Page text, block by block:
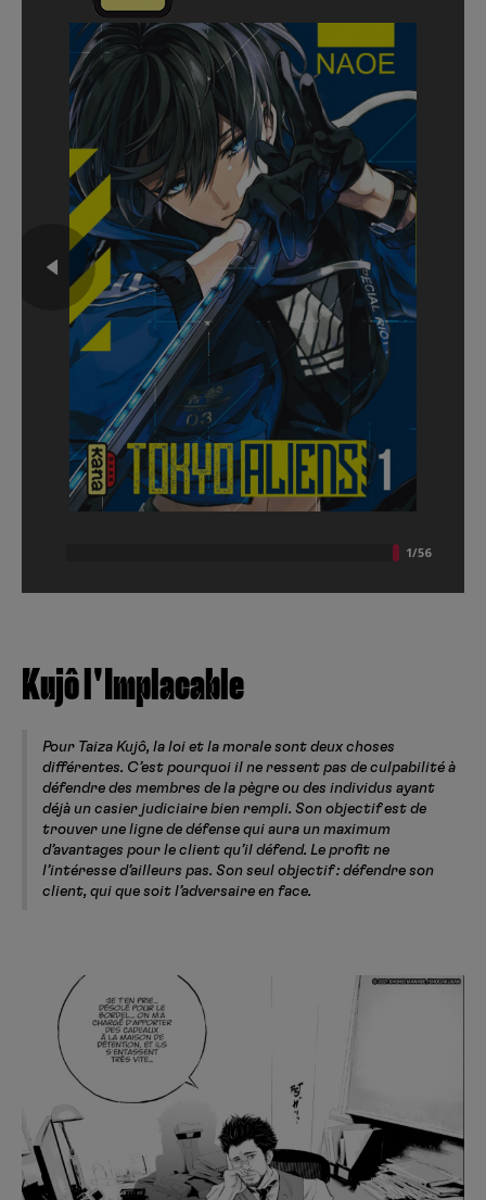
Kujô l'Implacable
Pour Taiza Kujô, la loi et la morale sont deux choses
différentes. C’est pourquoi il ne ressent pas de culpabilité à
défendre des membres de la pègre ou des individus ayant
déjà un casier judiciaire bien rempli. Son objectif est de
trouver une ligne de défense qui aura un maximum
d’avantages pour le client qu’il défend. Le profit ne
l’intéresse d’ailleurs pas. Son seul objectif : défendre son
client, qui que soit l’adversaire en face.